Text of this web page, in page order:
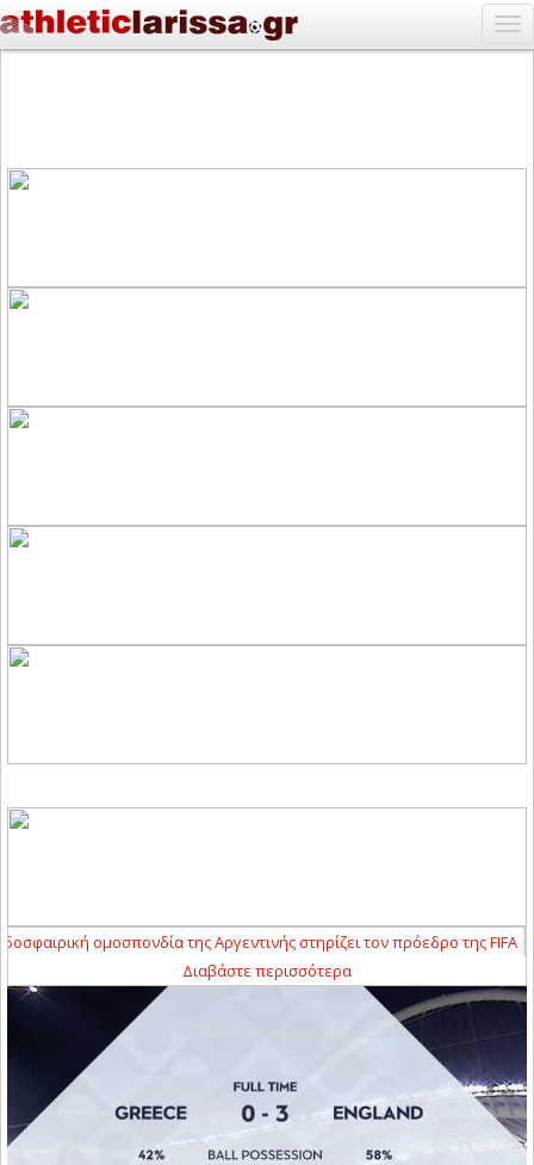
ομοσπονδία της Αργεντινής στηρίζει τον πρόεδρο της FIFA
Διαβάστε περισσότερα